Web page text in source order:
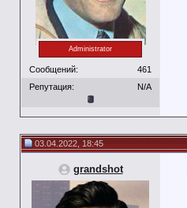
Administrator
Сообщений:
461
Репутация:
N/A
03.04.2022, 18:45
grandshot